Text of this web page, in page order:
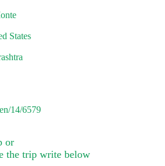
States
14/6579
or
the trip write below